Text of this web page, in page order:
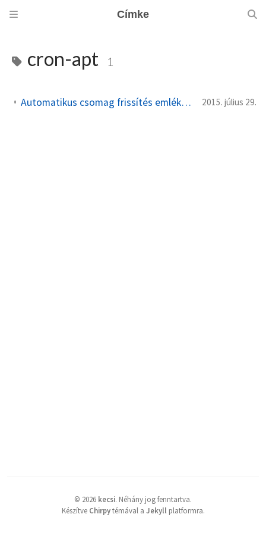
Címke
cron-apt 1
Automatikus csomag frissítés emlékeztetők Debian Linuxon 2015. július 29.
© 2026 kecsi. Néhány jog fenntartva.
Készítve Chirpytémával a Jekyll platformra.